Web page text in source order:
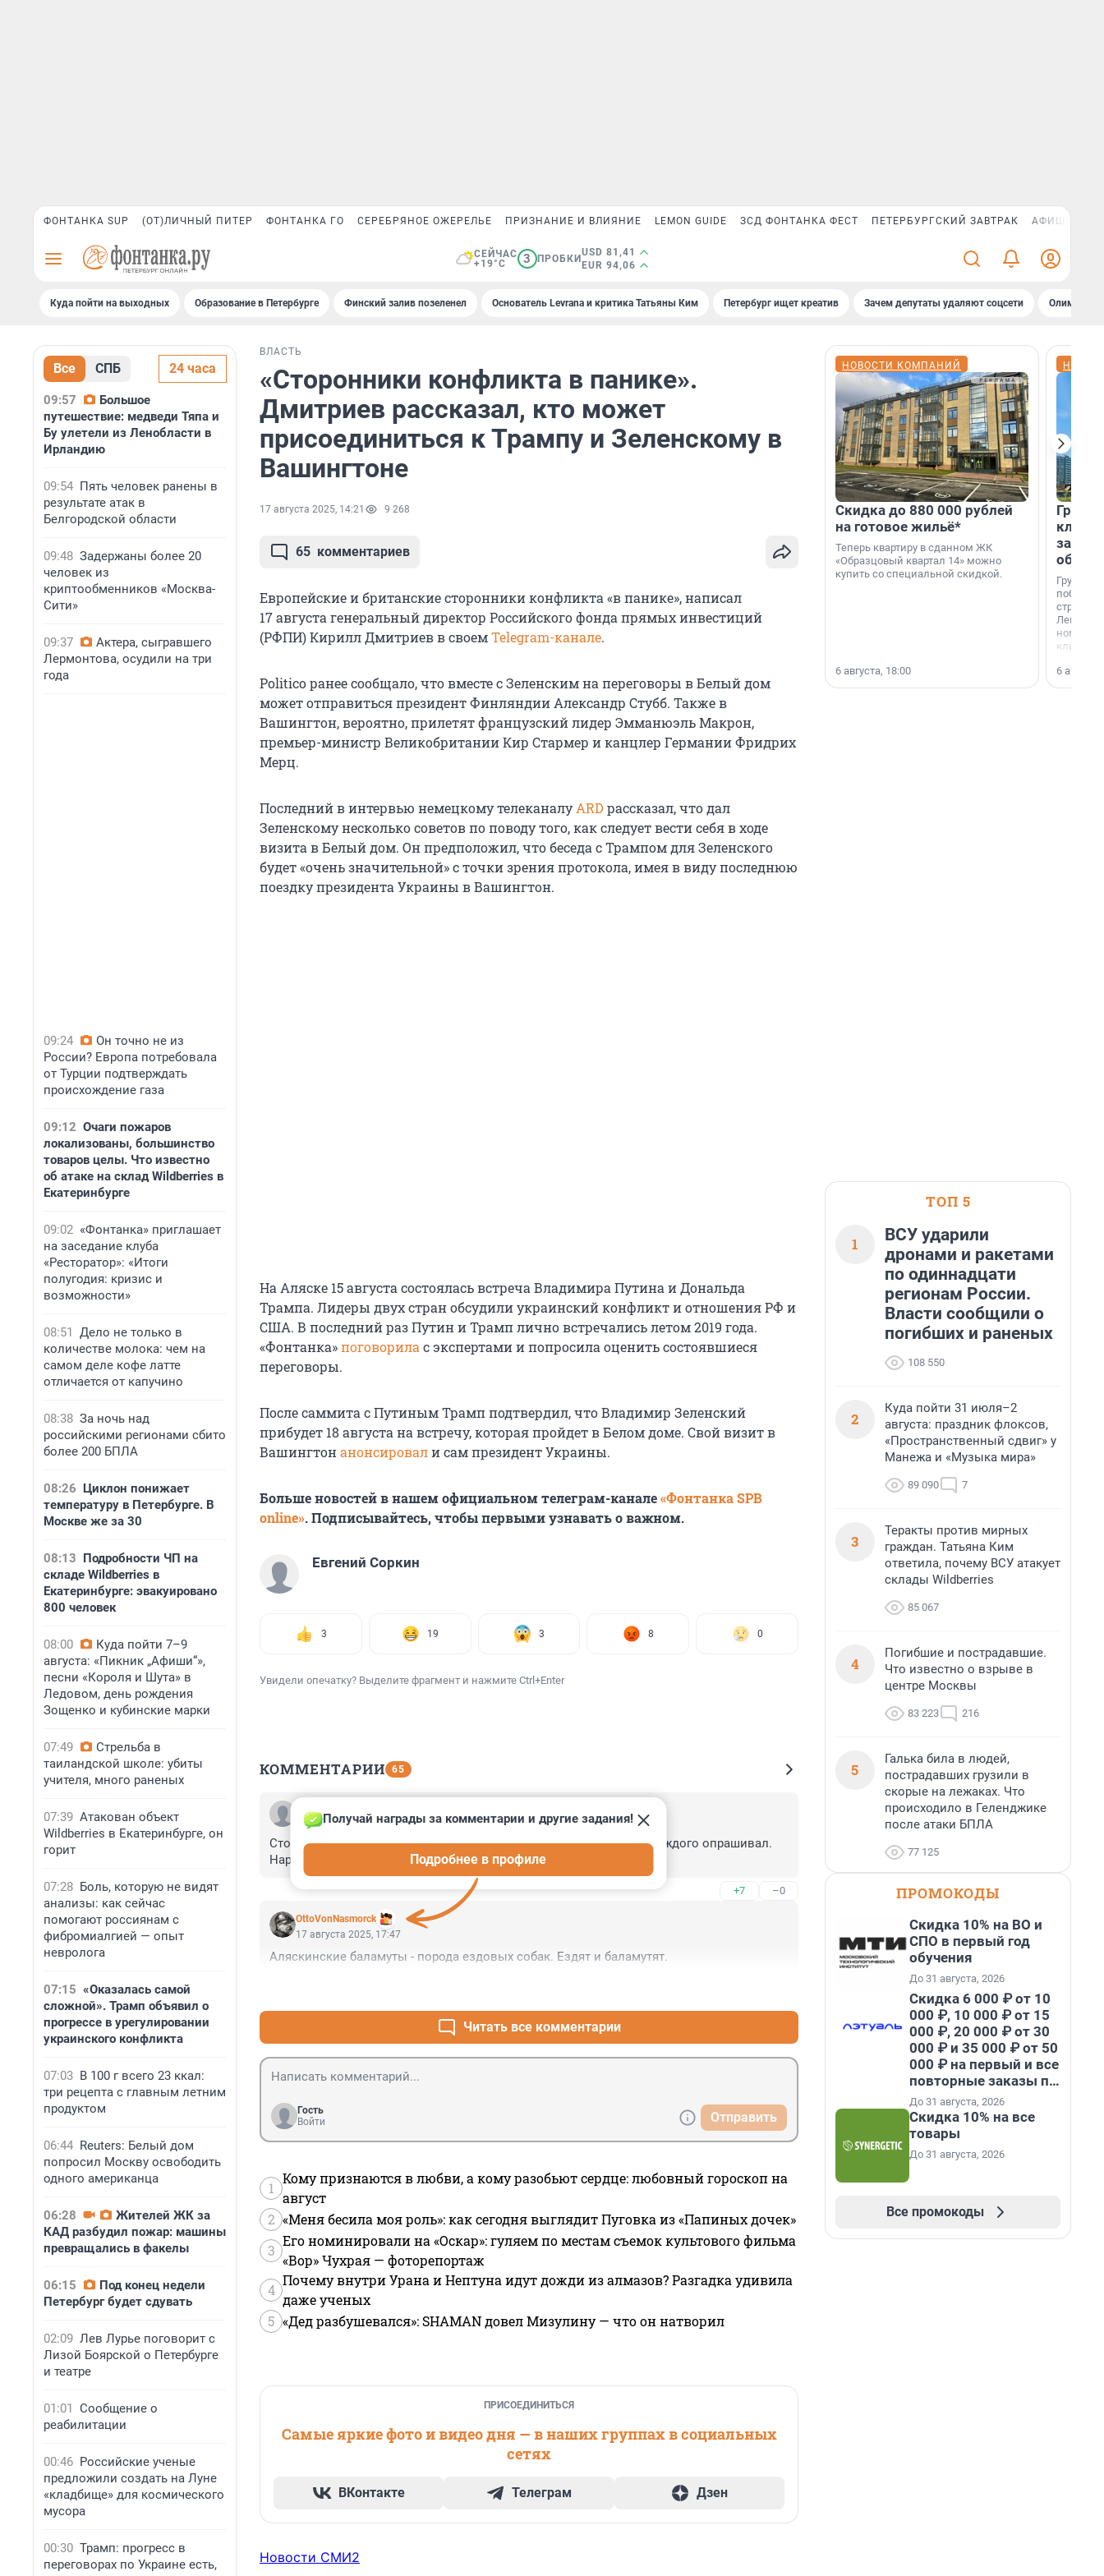
ФОНТАНКА SUP (ОТ)ЛИЧНЫЙ ПИТЕР ФОНТАНКА ГО СЕРЕБРЯНОЕ ОЖЕРЕЛЬЕ ПРИЗНАНИЕ И ВЛИЯНИЕ LEMON GUIDE ЗСД ФОНТАНКА ФЕСТ ПЕТЕРБУРГСКИЙ ЗАВТРАК АФИША PLUS
СЕЙЧАС
+19°C
3 ПРОБКИ
USD 81,41
EUR 94,06
Куда пойти на выходных Образование в Петербурге Финский залив позеленел Основатель Levrana и критика Татьяны Ким Петербург ищет креатив Зачем депутаты удаляют соцсети
Все СПБ 24 часа
09:57
Большое
путешествие: медведи Тяпа и
Бу улетели из Ленобласти в
Ирландию
09:54 Пять человек ранены в
результате атак в
Белгородской области
09:48 Задержаны более 20
человек из
криптообменников «Москва-
Сити»
09:37
Актера, сыгравшего
Лермонтова, осудили на три
года
09:24
Он точно не из
России? Европа потребовала
от Турции подтверждать
происхождение газа
09:12 Очаги пожаров
локализованы, большинство
товаров целы. Что известно
об атаке на склад Wildberries в
Екатеринбурге
09:02 «Фонтанка» приглашает
на заседание клуба
«Ресторатор»: «Итоги
полугодия: кризис и
возможности»
08:51 Дело не только в
количестве молока: чем на
самом деле кофе латте
отличается от капучино
08:38 За ночь над
российскими регионами сбито
более 200 БПЛА
08:26 Циклон понижает
температуру в Петербурге. В
Москве же за 30
08:13 Подробности ЧП на
складе Wildberries в
Екатеринбурге: эвакуировано
800 человек
08:00
Куда пойти 7–9
августа: «Пикник „Афиши“»,
песни «Короля и Шута» в
Ледовом, день рождения
Зощенко и кубинские марки
07:49
Стрельба в
таиландской школе: убиты
учителя, много раненых
07:39 Атакован объект
Wildberries в Екатеринбурге, он
горит
07:28 Боль, которую не видят
анализы: как сейчас
помогают россиянам с
фибромиалгией — опыт
невролога
07:15 «Оказалась самой
сложной». Трамп объявил о
прогрессе в урегулировании
украинского конфликта
07:03 В 100 г всего 23 ккал:
три рецепта с главным летним
продуктом
06:44 Reuters: Белый дом
попросил Москву освободить
одного американца
06:28
Жителей ЖК за
КАД разбудил пожар: машины
превращались в факелы
06:15
Под конец недели
Петербург будет сдувать
02:09 Лев Лурье поговорит с
Лизой Боярской о Петербурге
и театре
01:01 Сообщение о
реабилитации
00:46 Российские ученые
предложили создать на Луне
«кладбище» для космического
мусора
00:30 Трамп: прогресс в
переговорах по Украине есть,
ВЛАСТЬ
«Сторонники конфликта в панике».
Дмитриев рассказал, кто может
присоединиться к Трампу и Зеленскому в
Вашингтоне
17 августа 2025, 14:21 9 268
65 комментариев
Европейские и британские сторонники конфликта «в панике», написал
17 августа генеральный директор Российского фонда прямых инвестиций
(РФПИ) Кирилл Дмитриев в своемTelegram-канале.
Politico ранее сообщало, что вместе с Зеленским на переговоры в Белый дом
может отправиться президент Финляндии Александр Стубб. Также в
Вашингтон, вероятно, прилетят французский лидер Эмманюэль Макрон,
премьер-министр Великобритании Кир Стармер и канцлер Германии Фридрих
Мерц.
Последний в интервью немецкому телеканалуARD рассказал, что дал
Зеленскому несколько советов по поводу того, как следует вести себя в ходе
визита в Белый дом. Он предположил, что беседа с Трампом для Зеленского
будет «очень значительной» с точки зрения протокола, имея в виду последнюю
поездку президента Украины в Вашингтон.
На Аляске 15 августа состоялась встреча Владимира Путина и Дональда
Трампа. Лидеры двух стран обсудили украинский конфликт и отношения РФ и
США. В последний раз Путин и Трамп лично встречались летом 2019 года.
«Фонтанка»поговорила с экспертами и попросила оценить состоявшиеся
переговоры.
После саммита с Путиным Трамп подтвердил, что Владимир Зеленский
прибудет 18 августа на встречу, которая пройдет в Белом доме. Свой визит в
Вашингтонанонсировали сам президент Украины.
Больше новостей в нашем официальном телеграм-канале«Фонтанка SPB
online». Подписывайтесь, чтобы первыми узнавать о важном.
Евгений Соркин
3 19 3 8 0
Увидели опечатку? Выделите фрагмент и нажмите Ctrl+Enter
КОММЕНТАРИИ 65
17 августа 2025, 19:47
Сторонников конфликта мы видели накануне 24.02.2022. Путин каждого опрашивал.
Нарышкин сильно нервничал тогда.
+7 –0
OttoVonNasmorck
Получай награды за комментарии и другие задания!
Подробнее в профиле
17 августа 2025, 17:47
Аляскинские баламуты - порода ездовых собак. Ездят и баламутят.
Читать все комментарии
Гость
Войти
Отправить
1
Кому признаются в любви, а кому разобьют сердце: любовный гороскоп на
август
2 «Меня бесила моя роль»: как сегодня выглядит Пуговка из «Папиных дочек»
3
Его номинировали на «Оскар»: гуляем по местам съемок культового фильма
«Вор» Чухрая — фоторепортаж
4
Почему внутри Урана и Нептуна идут дожди из алмазов? Разгадка удивила
даже ученых
5 «Дед разбушевался»: SHAMAN довел Мизулину — что он натворил
ПРИСОЕДИНИТЬСЯ
Самые яркие фото и видео дня — в наших группах в социальных
сетях
ВКонтакте Телеграм Дзен
Новости СМИ2
НОВОСТИ КОМПАНИЙ
Скидка до 880 000 рублей
на готовое жильё*
Теперь квартиру в сданном ЖК
«Образцовый квартал 14» можно
купить со специальной скидкой.
6 августа, 18:00
Группа
области».
6
ТОП 5
1
ВСУ ударили
дронами и ракетами
по одиннадцати
регионам России.
Власти сообщили о
погибших и раненых
108 550
2
Куда пойти 31 июля–2
августа: праздник флоксов,
«Пространственный сдвиг» у
Манежа и «Музыка мира»
89 090 7
3
Теракты против мирных
граждан. Татьяна Ким
ответила, почему ВСУ атакует
склады Wildberries
85 067
4
Погибшие и пострадавшие.
Что известно о взрыве в
центре Москвы
83 223 216
5
Галька била в людей,
пострадавших грузили в
скорые на лежаках. Что
происходило в Геленджике
после атаки БПЛА
77 125
ПРОМОКОДЫ
Скидка 10% на ВО и
СПО в первый год
обучения
До 31 августа, 2026
Скидка 6 000 ₽ от 10
000 ₽, 10 000 ₽ от 15
000 ₽, 20 000 ₽ от 30
000 ₽ и 35 000 ₽ от 50
000 ₽ на первый и все
повторные заказы по
промокоду НАБЕРИ
До 31 августа, 2026
Скидка 10% на все
товары
До 31 августа, 2026
Все промокоды